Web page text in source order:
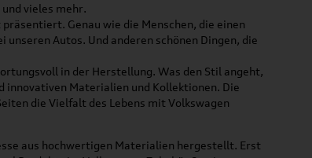
vieles mehr.
Genau wie die Menschen, die einen
Autos. Und anderen schönen Dingen, die
in der Herstellung. Was den Stil angeht,
innovativen Materialien und Kollektionen. Die
die Vielfalt des Lebens mit Volkswagen
aus hochwertigen Materialien hergestellt. Erst